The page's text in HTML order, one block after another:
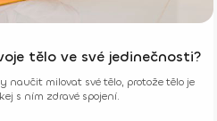
tělo ve své jedinečnosti?
naučit milovat své tělo, protože tělo je
s ním zdravé spojení.